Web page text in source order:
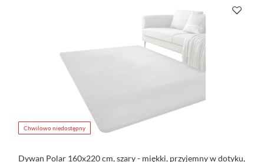
Chwilowo niedostępny
Dywan Polar 160x220 cm, szary - miękki, przyjemny w dotyku,